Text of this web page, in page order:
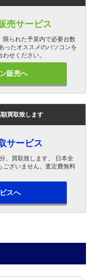
売サービス
限られた予算内で必要台数
ったオススメのパソコンを
せください。
販売へ
買取致します
サービス
、買取致します。 日本全
ございません。査定費無料
スへ